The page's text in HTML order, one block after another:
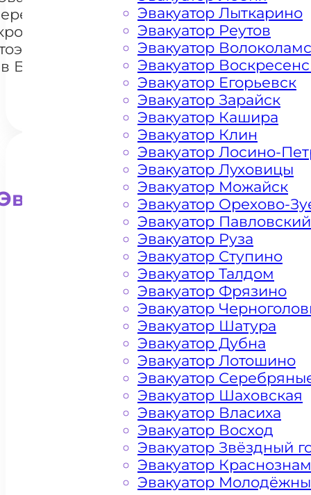
в Балашихе
+7 985 222 99 01
для
Эвакуатор Лыткарино
Эвакуатор Реутов
Эвакуатор
Эвакуатор
Эвакуатор Егорьевск
Эвакуатор Зарайск
Эвакуатор Кашира
Эвакуатор Клин
Эвакуатор Лосино-
Эвакуатор Луховицы
Эвакуатор Можайск
Эвакуатор Орехово-
Эвакуатор
Эвакуатор Руза
Эвакуатор Ступино
Эвакуатор Талдом
Эвакуатор Фрязино
Эвакуатор
Эвакуатор Шатура
Эвакуатор Дубна
Эвакуатор Лотошино
Эвакуатор
Эвакуатор Шаховская
Эвакуатор Власиха
Эвакуатор Восход
Эвакуатор Звёздный
Эвакуатор
Эвакуатор